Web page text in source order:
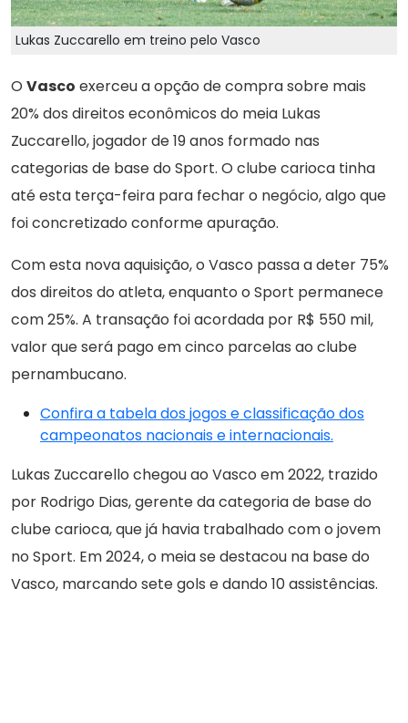
Lukas Zuccarello em treino pelo Vasco
O Vasco exerceu a opção de compra sobre mais
20% dos direitos econômicos do meia Lukas
Zuccarello, jogador de 19 anos formado nas
categorias de base do Sport. O clube carioca tinha
até esta terça-feira para fechar o negócio, algo que
foi concretizado conforme apuração.
Com esta nova aquisição, o Vasco passa a deter 75%
dos direitos do atleta, enquanto o Sport permanece
com 25%. A transação foi acordada por R$ 550 mil,
valor que será pago em cinco parcelas ao clube
pernambucano.
Confira a tabela dos jogos e classificação dos
campeonatos nacionais e internacionais.
Lukas Zuccarello chegou ao Vasco em 2022, trazido
por Rodrigo Dias, gerente da categoria de base do
clube carioca, que já havia trabalhado com o jovem
no Sport. Em 2024, o meia se destacou na base do
Vasco, marcando sete gols e dando 10 assistências.